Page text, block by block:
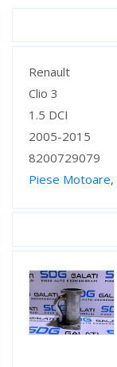
Specificații
Renault
Clio 3
1.5 DCI
2005-2015
8200729079
Piese Motoare,